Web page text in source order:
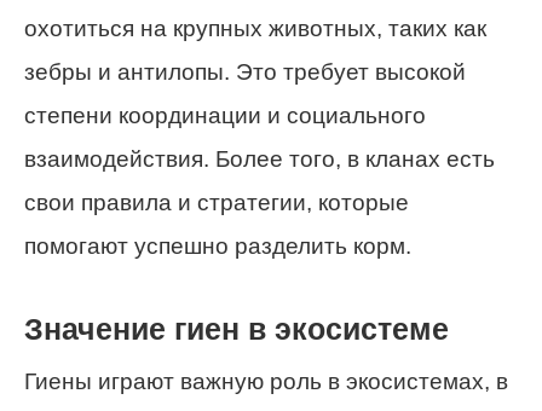
охотиться на крупных животных, таких как
зебры и антилопы. Это требует высокой
степени координации и социального
взаимодействия. Более того, в кланах есть
свои правила и стратегии, которые
помогают успешно разделить корм.
Значение гиен в экосистеме
Гиены играют важную роль в экосистемах, в